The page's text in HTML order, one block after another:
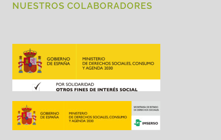
NUESTROS COLABORADORES